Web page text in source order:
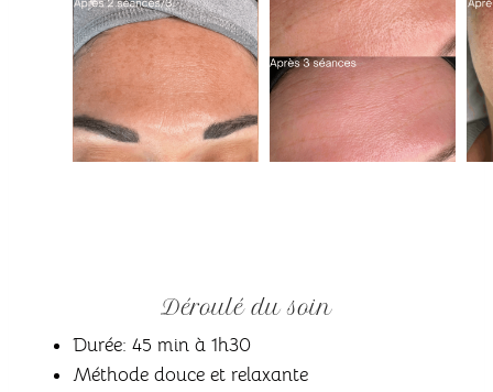
Déroulé du soin
Durée: 45 min à 1h30
Méthode douce et relaxante